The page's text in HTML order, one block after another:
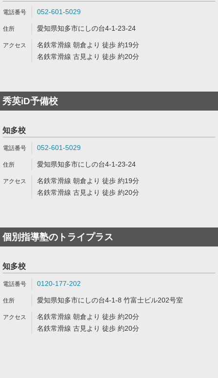
052-601-5029
愛知県知多市にしの台4-1-23-24
名鉄常滑線 朝倉より 徒歩 約19分
名鉄常滑線 古見より 徒歩 約20分
秀英iD予備校
知多校
052-601-5029
愛知県知多市にしの台4-1-23-24
名鉄常滑線 朝倉より 徒歩 約19分
名鉄常滑線 古見より 徒歩 約20分
個別指導塾のトライプラス
知多校
0120-177-202
愛知県知多市にしの台4-1-8 竹富士ビル202号室
名鉄常滑線 朝倉より 徒歩 約20分
名鉄常滑線 古見より 徒歩 約20分